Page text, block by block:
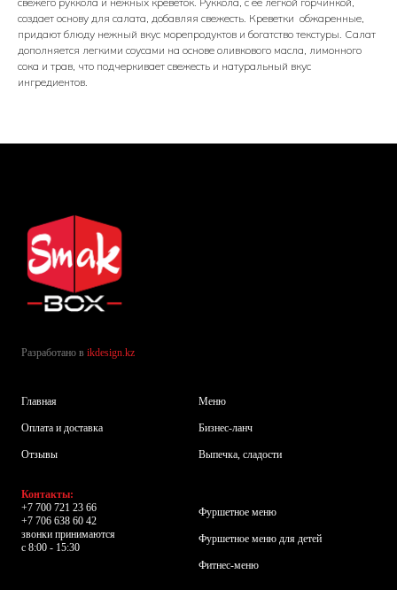
создает основу для салата, добавляя свежесть. Креветки обжаренные,
придают блюду нежный вкус морепродуктов и богатство текстуры. Салат
дополняется легкими соусами на основе оливкового масла, лимонного
сока и трав, что подчеркивает свежесть и натуральный вкус
ингредиентов.
Разработано в ikdesign.kz
Главная
Оплата и доставка
Отзывы
Контакты:
+7 700 721 23 66
+7 706 638 60 42
звонки принимаются
с 8:00 - 15:30
Меню
Бизнес-ланч
Выпечка, сладости
Фуршетное меню
Фуршетное меню для детей
Фитнес-меню